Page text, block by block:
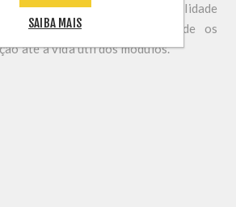
de alta tecnologia e qualidade
minimizar o impacto desde os
até a vida útil dos módulos.
SAIBA MAIS